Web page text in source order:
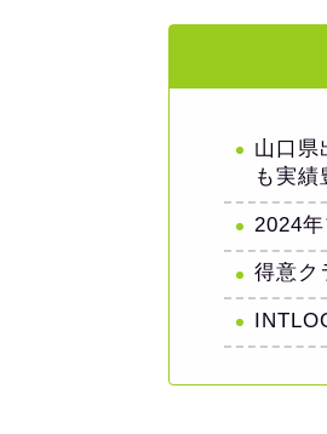
山口県
も実績
2024
得意ク